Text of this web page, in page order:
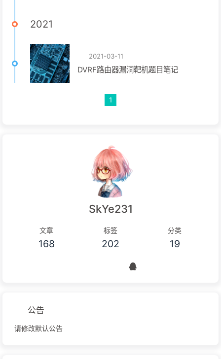
2021
2021-03-11
DVRF路由器漏洞靶机题目笔记
1
SkYe231
文章
168
标签
202
分类
19
公告
请修改默认公告